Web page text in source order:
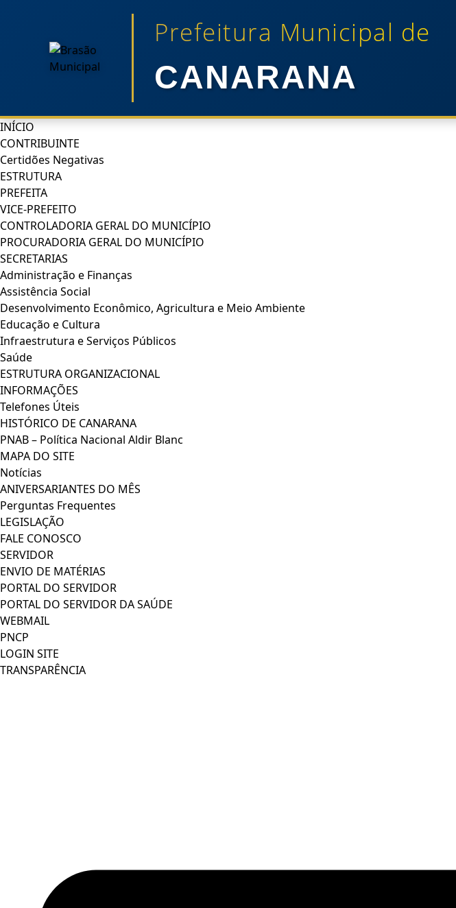
Prefeitura Municipal de
CANARANA
INÍCIO
CONTRIBUINTE
Certidões Negativas
ESTRUTURA
PREFEITA
VICE-PREFEITO
CONTROLADORIA GERAL DO MUNICÍPIO
PROCURADORIA GERAL DO MUNICÍPIO
SECRETARIAS
Administração e Finanças
Assistência Social
Desenvolvimento Econômico, Agricultura e Meio Ambiente
Educação e Cultura
Infraestrutura e Serviços Públicos
Saúde
ESTRUTURA ORGANIZACIONAL
INFORMAÇÕES
Telefones Úteis
HISTÓRICO DE CANARANA
PNAB – Política Nacional Aldir Blanc
MAPA DO SITE
Notícias
ANIVERSARIANTES DO MÊS
Perguntas Frequentes
LEGISLAÇÃO
FALE CONOSCO
SERVIDOR
ENVIO DE MATÉRIAS
PORTAL DO SERVIDOR
PORTAL DO SERVIDOR DA SAÚDE
WEBMAIL
PNCP
LOGIN SITE
TRANSPARÊNCIA